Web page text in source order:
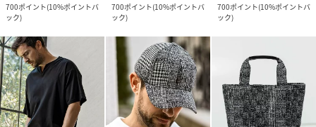
700ポイント(10%ポイントバ
ック)
700ポイント(10%ポイントバ
ック)
700ポイント(10%ポイントバ
ック)